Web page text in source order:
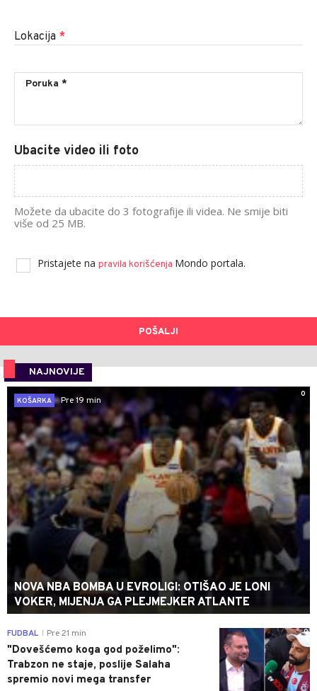
Lokacija *
Ubacite video ili foto
Možete da ubacite do 3 fotografije ili videa. Ne smije biti
više od 25 MB.
Pristajete na pravila korišćenja Mondo portala.
POŠALJI
NAJNOVIJE
0
KOŠARKA
Pre 19 min
NOVA NBA BOMBA U EVROLIGI: OTIŠAO JE LONI
VOKER, MIJENJA GA PLEJMEJKER ATLANTE
0
FUDBAL Pre 21 min
"Dovešćemo koga god poželimo":
Trabzon ne staje, poslije Salaha
spremio novi mega transfer